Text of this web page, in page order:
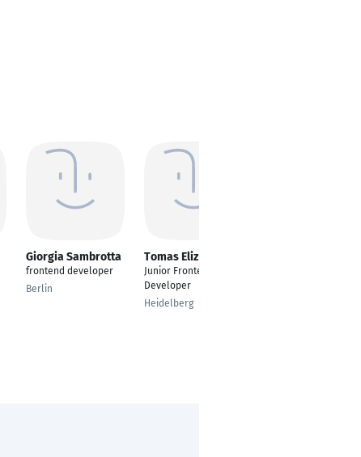
Giorgia Sambrotta
frontend developer
Berlin
Tomas Eliz
Junior Frontend Web
Developer
Heidelberg